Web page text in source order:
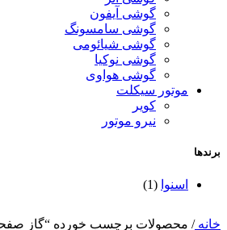
گوشی آیفون
گوشی سامسونگ
گوشی شیائومی
گوشی نوکیا
گوشی هواوی
موتور سیکلت
کویر
نیرو موتور
برندها
اسنوا (1)
خانه/ محصولات برچسب خورده “گاز